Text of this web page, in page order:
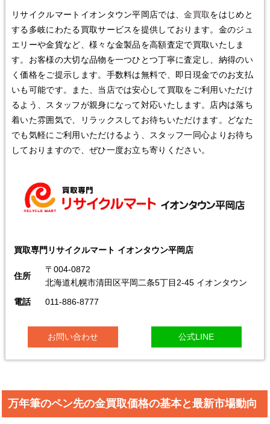
リサイクルマートイオンタウン平岡店では、金買取をはじめと
する多岐にわたる買取サービスを提供しております。金のジュ
エリーや金貨など、様々な金製品を高額査定で買取いたしま
す。お客様の大切な品物を一つひとつ丁寧に査定し、納得のい
く価格をご提示します。手数料は無料で、即日現金でのお支払
いも可能です。また、当店では安心して買取をご利用いただけ
るよう、スタッフが親身になって対応いたします。店内は落ち
着いた雰囲気で、リラックスしてお待ちいただけます。どなた
でも気軽にご利用いただけるよう、スタッフ一同心よりお待ち
しておりますので、ぜひ一度お立ち寄りください。
買取専門リサイクルマート イオンタウン平岡店
住所
〒004-0872
北海道札幌市清田区平岡二条5丁目2-45 イオンタウン
電話
011-886-8777
お問い合わせ 公式LINE
万年筆のペン先の金買取価格の基本と最新市場動向